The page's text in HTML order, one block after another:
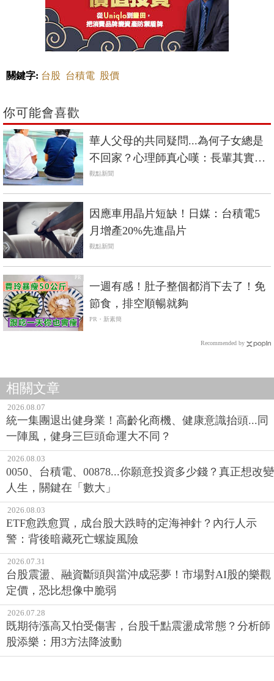
關鍵字: 台股 台積電 股價
你可能會喜歡
華人父母的共同疑問...為何子女總是
不回家？心理師真心嘆：長輩其實也
需要「學習相處」
觀點新聞
因應車用晶片短缺！日媒：台積電5
月增產20%先進晶片
觀點新聞
PR
一週有感！肚子整個都消下去了！免
節食，排空順暢就夠
PR・新素簡
Recommended by
相關文章
2026.08.07
統一集團退出健身業！高齡化商機、健康意識抬頭...同
一陣風，健身三巨頭命運大不同？
2026.08.03
0050、台積電、00878...你願意投資多少錢？真正想改變
人生，關鍵在「數大」
2026.08.03
ETF愈跌愈買，成台股大跌時的定海神針？內行人示
警：背後暗藏死亡螺旋風險
2026.07.31
台股震盪、融資斷頭與當沖成惡夢！市場對AI股的樂觀
定價，恐比想像中脆弱
2026.07.28
既期待漲高又怕受傷害，台股千點震盪成常態？分析師
股添樂：用3方法降波動